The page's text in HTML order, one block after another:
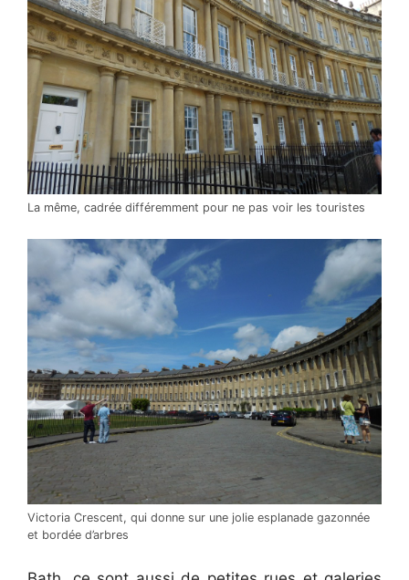
La même, cadrée différemment pour ne pas voir les touristes
Victoria Crescent, qui donne sur une jolie esplanade gazonnée
et bordée d’arbres